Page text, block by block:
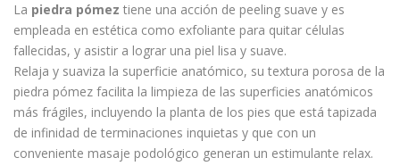
La piedra pómez tiene una acción de peeling suave y es
empleada en estética como exfoliante para quitar células
fallecidas, y asistir a lograr una piel lisa y suave.
Relaja y suaviza la superficie anatómico, su textura porosa de la
piedra pómez facilita la limpieza de las superficies anatómicos
más frágiles, incluyendo la planta de los pies que está tapizada
de infinidad de terminaciones inquietas y que con un
conveniente masaje podológico generan un estimulante relax.